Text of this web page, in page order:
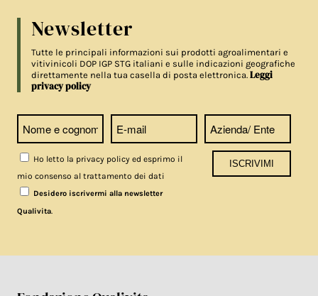
Newsletter
Tutte le principali informazioni sui prodotti agroalimentari e
vitivinicoli DOP IGP STG italiani e sulle indicazioni geografiche
direttamente nella tua casella di posta elettronica.Leggi
privacy policy
Ho letto la privacy policy ed esprimo il
mio consenso al trattamento dei dati
Desidero iscrivermi alla newsletter
Qualivita.